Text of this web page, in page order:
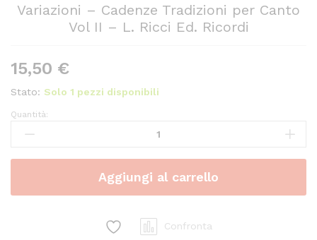
Variazioni – Cadenze Tradizioni per Canto
Vol II – L. Ricci Ed. Ricordi
15,50 €
Stato: Solo 1 pezzi disponibili
Variazioni
Tradizioni
Canto
Quantità:
Aggiungi al carrello
Confronta